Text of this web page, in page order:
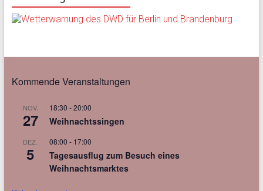
Kommende Veranstaltungen
NOV.
27
18:30 -20:00
Weihnachtssingen
DEZ.
5
08:00 - 17:00
Tagesausflug zum Besuch eines
Weihnachtsmarktes